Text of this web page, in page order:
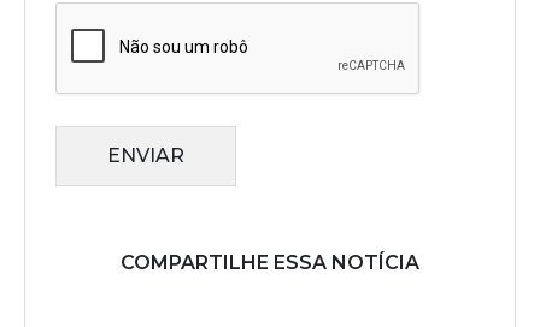
ENVIAR
COMPARTILHE ESSA NOTÍCIA